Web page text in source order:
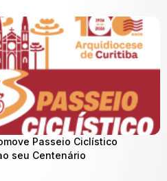
Passeio Ciclístico
seu Centenário